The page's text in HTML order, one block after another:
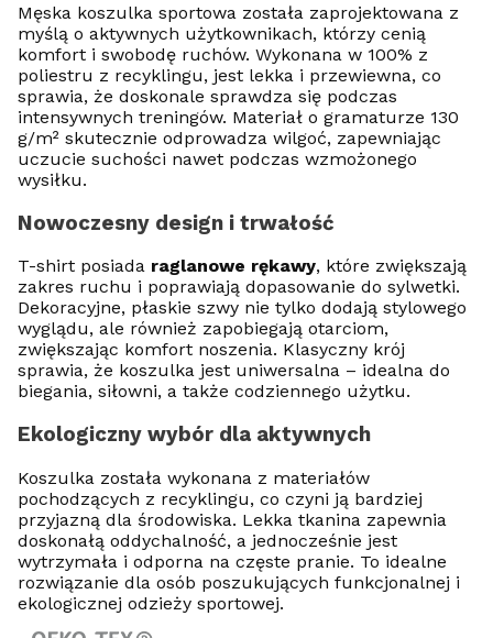
Męska koszulka sportowa została zaprojektowana z
myślą o aktywnych użytkownikach, którzy cenią
komfort i swobodę ruchów. Wykonana w 100% z
poliestru z recyklingu, jest lekka i przewiewna, co
sprawia, że doskonale sprawdza się podczas
intensywnych treningów. Materiał o gramaturze 130
g/m² skutecznie odprowadza wilgoć, zapewniając
uczucie suchości nawet podczas wzmożonego
wysiłku.
Nowoczesny design i trwałość
T-shirt posiada raglanowe rękawy, które zwiększają
zakres ruchu i poprawiają dopasowanie do sylwetki.
Dekoracyjne, płaskie szwy nie tylko dodają stylowego
wyglądu, ale również zapobiegają otarciom,
zwiększając komfort noszenia. Klasyczny krój
sprawia, że koszulka jest uniwersalna – idealna do
biegania, siłowni, a także codziennego użytku.
Ekologiczny wybór dla aktywnych
Koszulka została wykonana z materiałów
pochodzących z recyklingu, co czyni ją bardziej
przyjazną dla środowiska. Lekka tkanina zapewnia
doskonałą oddychalność, a jednocześnie jest
wytrzymała i odporna na częste pranie. To idealne
rozwiązanie dla osób poszukujących funkcjonalnej i
ekologicznej odzieży sportowej.